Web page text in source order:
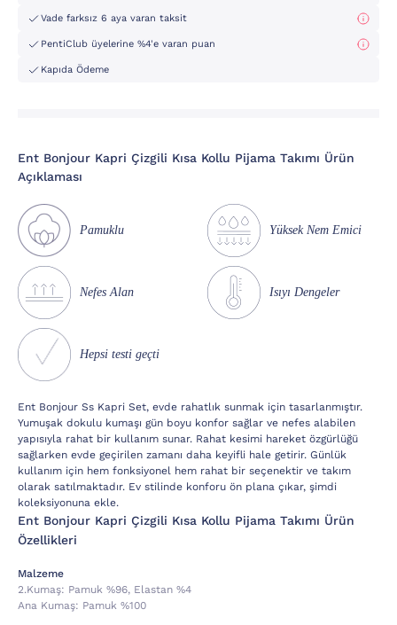
Vade farksız 6 aya varan taksit
PentiClub üyelerine %4'e varan puan
Kapıda Ödeme
Ent Bonjour Kapri Çizgili Kısa Kollu Pijama Takımı Ürün
Açıklaması
Pamuklu Yüksek Nem Emici
Nefes Alan Isıyı Dengeler
Hepsi testi geçti
Ent Bonjour Ss Kapri Set, evde rahatlık sunmak için tasarlanmıştır.
Yumuşak dokulu kumaşı gün boyu konfor sağlar ve nefes alabilen
yapısıyla rahat bir kullanım sunar. Rahat kesimi hareket özgürlüğü
sağlarken evde geçirilen zamanı daha keyifli hale getirir. Günlük
kullanım için hem fonksiyonel hem rahat bir seçenektir ve takım
olarak satılmaktadır. Ev stilinde konforu ön plana çıkar, şimdi
koleksiyonuna ekle.
Ent Bonjour Kapri Çizgili Kısa Kollu Pijama Takımı Ürün
Özellikleri
Malzeme
2.kumaş: Pamuk %96, Elastan %4
Ana Kumaş: Pamuk %100